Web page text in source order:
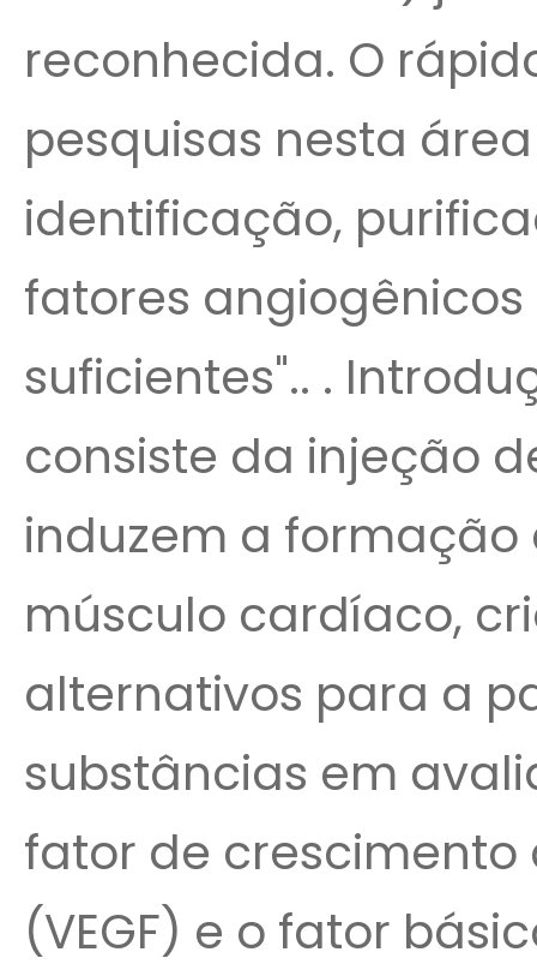
reconhecida. O
pesquisas nesta
identificação,
fatores
suficientes".. .
consiste da injeção
induzem a formação
músculo cardíaco,
alternativos para a
substâncias em
fator de
(VEGF) e o fator